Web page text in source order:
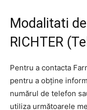
Modalitati
RICHTER
Pentru a contacta
pentru a obține
numărul de telefon
utiliza următoarele